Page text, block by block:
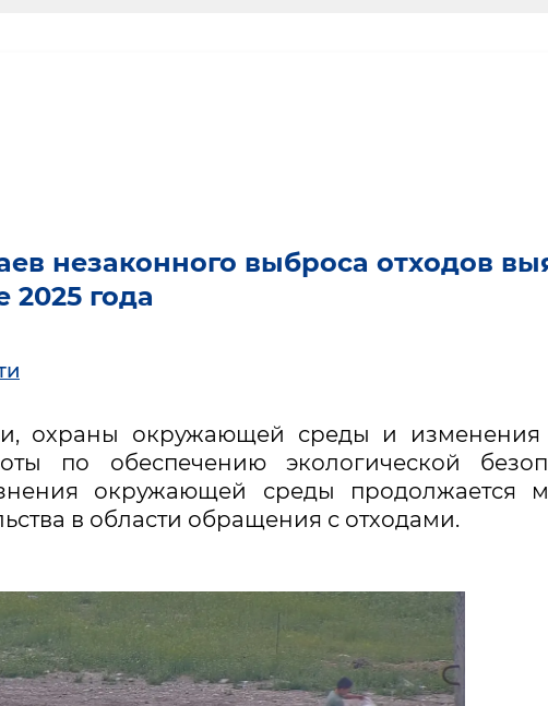
незаконного выброса отходов
2025 года
охраны окружающей среды и изменения
по обеспечению экологической
окружающей среды продолжается
в области обращения с отходами.